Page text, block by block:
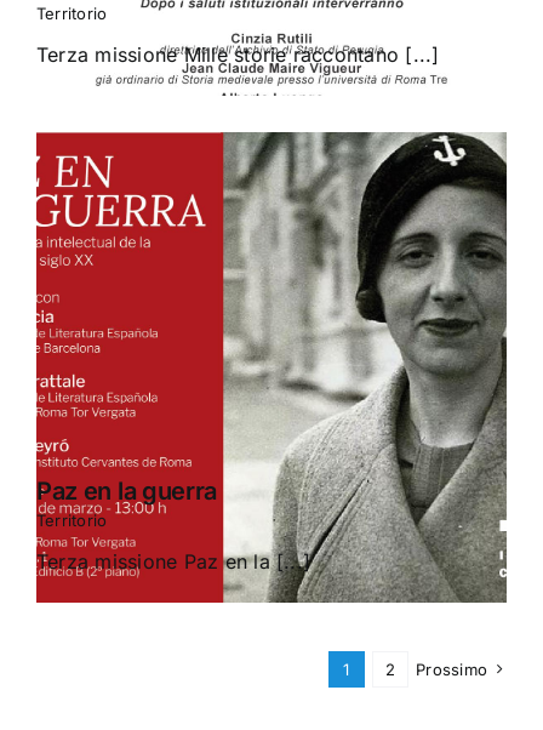
Territorio
Terza missione Mille storie raccontano [...]
Paz en la guerra
Territorio
Terza missione Paz en la [...]
1 2 Prossimo